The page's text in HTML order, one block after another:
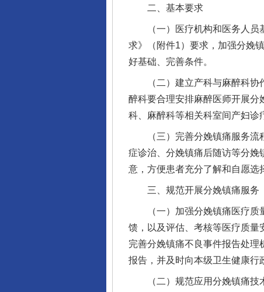
二、基本要求
（一）医疗机构和医务人员基
求》（附件1）要求，加强分娩
好基础、完善条件。
（二）建立产科与麻醉科协作
醉科要合理安排麻醉医师开展分
科、麻醉科等相关科室间产妇诊
（三）完善分娩镇痛服务流程
症诊治、分娩镇痛后随访等分娩
意，方便患者充分了解和自愿选
三、规范开展分娩镇痛服务
（一）加强分娩镇痛医疗质量
馈，以及评估、考核等医疗质量
完善分娩镇痛不良事件报告处
报告，并及时向本级卫生健康行
（二）规范应用分娩镇痛技术